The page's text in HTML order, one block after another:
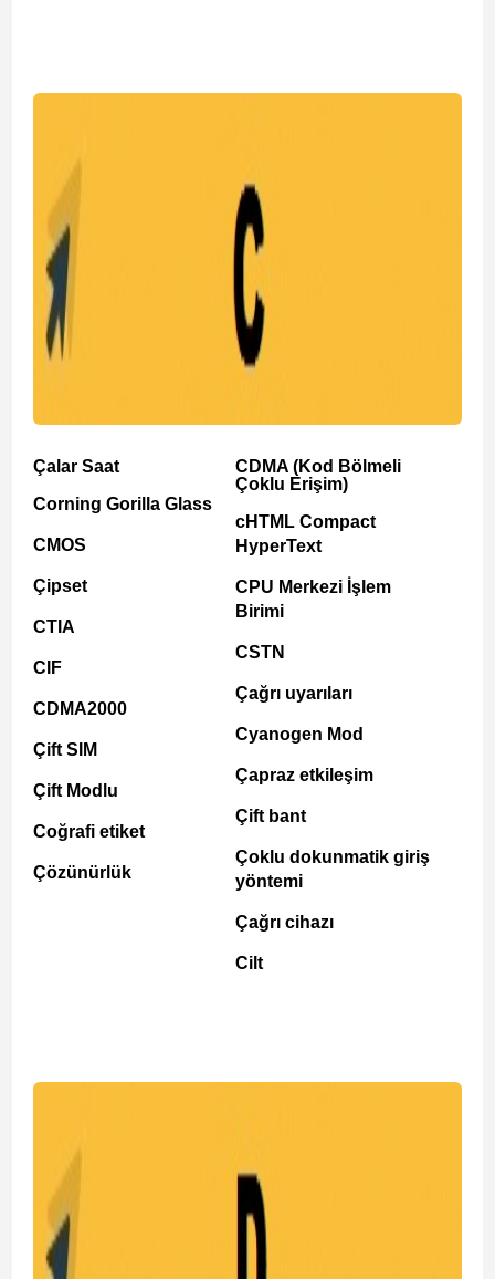
Çalar Saat
Corning Gorilla Glass
CMOS
Çipset
CTIA
CIF
CDMA2000
Çift SIM
Çift Modlu
Coğrafi etiket
Çözünürlük
CDMA (Kod Bölmeli
Çoklu Erişim)
cHTML Compact
HyperText
CPU Merkezi İşlem
Birimi
CSTN
Çağrı uyarıları
Cyanogen Mod
Çapraz etkileşim
Çift bant
Çoklu dokunmatik giriş
yöntemi
Çağrı cihazı
Cilt